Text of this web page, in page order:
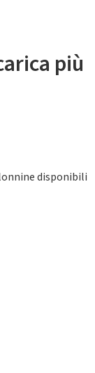
più
disponibili